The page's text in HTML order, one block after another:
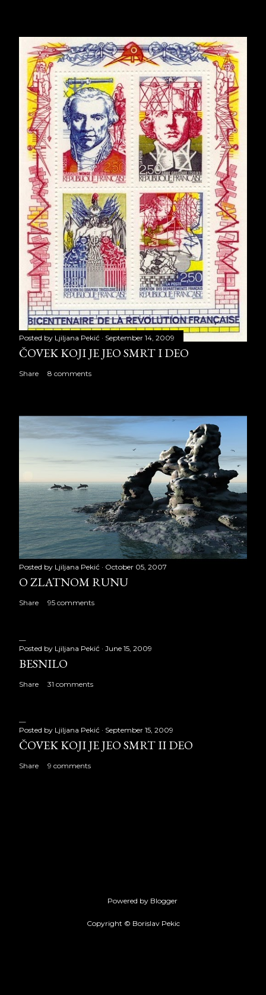
Posted by Ljiljana Pekić September 14, 2009
ČOVEK KOJI JE JEO SMRT I DEO
Share 8 comments
Posted by Ljiljana Pekić October 05, 2007
O ZLATNOM RUNU
Share 95 comments
Posted by Ljiljana Pekić June 15, 2009
BESNILO
Share 31 comments
Posted by Ljiljana Pekić September 15, 2009
ČOVEK KOJI JE JEO SMRT II DEO
Share 9 comments
Powered by Blogger
Copyright © Borislav Pekic